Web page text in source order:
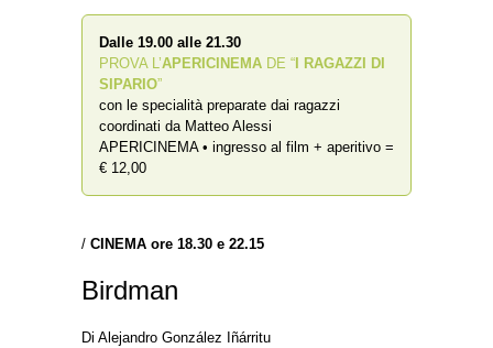
Dalle 19.00 alle 21.30
PROVA L’APERICINEMA DE “I RAGAZZI DI
SIPARIO”
con le specialità preparate dai ragazzi
coordinati da Matteo Alessi
APERICINEMA • ingresso al film + aperitivo =
€ 12,00
/ CINEMA ore 18.30 e 22.15
Birdman
Di Alejandro González Iñárritu